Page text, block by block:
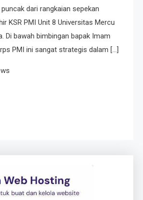
dari rangkaian sepekan
KSR PMI Unit 8 Universitas Mercu
Di bawah bimbingan bapak Imam
PMI ini sangat strategis dalam […]